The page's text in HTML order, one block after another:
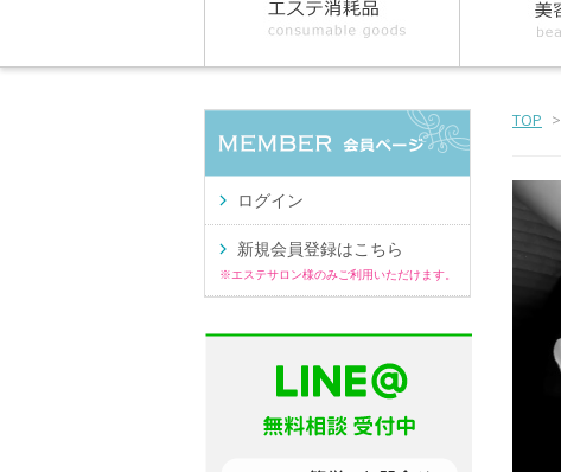
TOP >
ログイン
新規会員登録はこちら
※エステサロン様のみご利用いただけます。